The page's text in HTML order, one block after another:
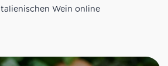
Wein online